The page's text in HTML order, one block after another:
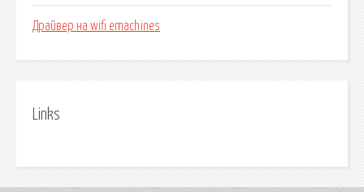
Драйвер на wifi emachines
Links